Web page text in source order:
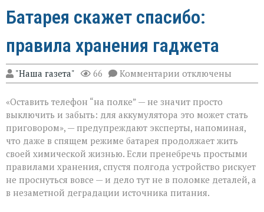
Батарея скажет спасибо:
правила хранения гаджета
"Наша газета" 66 Комментарии к
записи
скажет
спасибо:
хранения
гаджета
отключены
«Оставить телефон “на полке” — не значит просто
выключить и забыть: для аккумулятора это может стать
приговором», — предупреждают эксперты, напоминая,
что даже в спящем режиме батарея продолжает жить
своей химической жизнью. Если пренебречь простыми
правилами хранения, спустя полгода устройство рискует
не проснуться вовсе — и дело тут не в поломке деталей, а
в незаметной деградации источника питания.